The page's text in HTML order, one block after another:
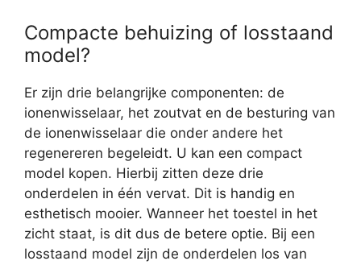
Compacte behuizing of losstaand
model?
Er zijn drie belangrijke componenten: de
ionenwisselaar, het zoutvat en de besturing van
de ionenwisselaar die onder andere het
regenereren begeleidt. U kan een compact
model kopen. Hierbij zitten deze drie
onderdelen in één vervat. Dit is handig en
esthetisch mooier. Wanneer het toestel in het
zicht staat, is dit dus de betere optie. Bij een
losstaand model zijn de onderdelen los van